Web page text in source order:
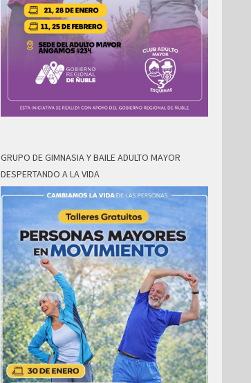
GRUPO DE GIMNASIA Y BAILE ADULTO MAYOR
DESPERTANDO A LA VIDA